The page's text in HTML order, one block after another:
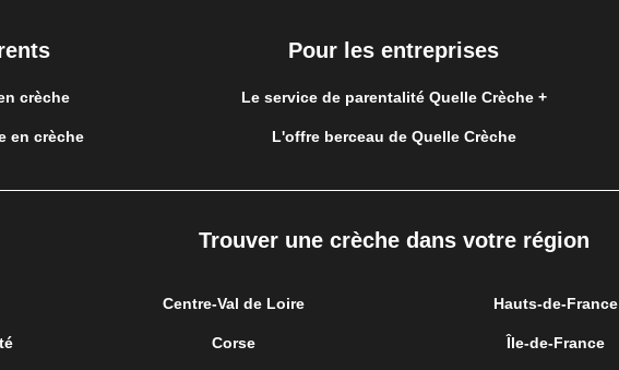
crèche
en crèche
Pour les entreprises
Le service de parentalité Quelle Crèche +
L'offre berceau de Quelle Crèche
Trouver une crèche dans votre région
Centre-Val de Loire
Corse
Hauts-de-France
Île-de-France